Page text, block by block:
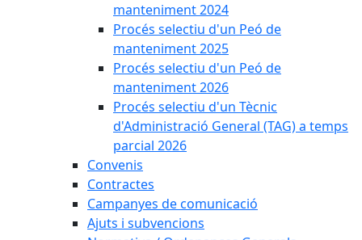
manteniment 2024
Procés selectiu d'un Peó de
manteniment 2025
Procés selectiu d'un Peó de
manteniment 2026
Procés selectiu d'un Tècnic
d'Administració General (TAG) a temps
parcial 2026
Convenis
Contractes
Campanyes de comunicació
Ajuts i subvencions